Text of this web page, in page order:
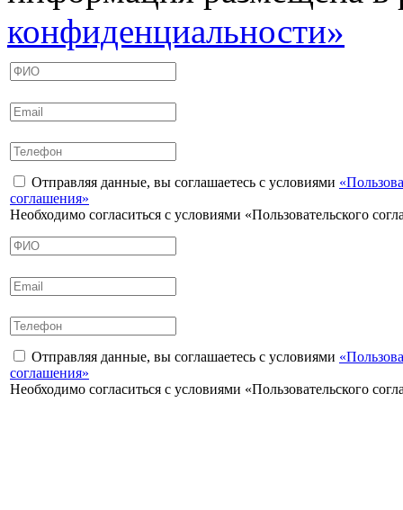
конфиденциальности»
Отправляя данные, вы соглашаетесь с условиями
соглашения»
Необходимо согласиться с условиями «Пользовательского
Отправляя данные, вы соглашаетесь с условиями
соглашения»
Необходимо согласиться с условиями «Пользовательского